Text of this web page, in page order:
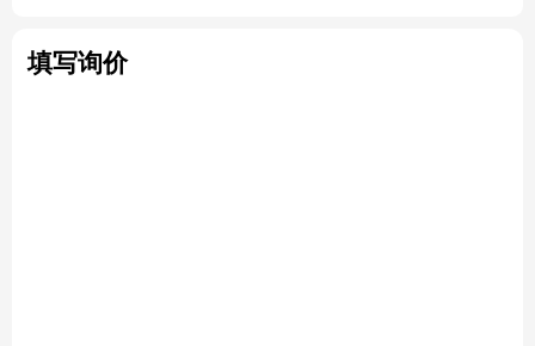
填写询价